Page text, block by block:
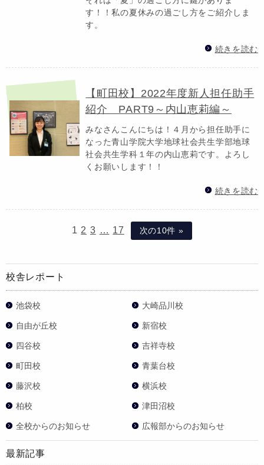
す！！私の夏休みの過ごし方をご紹介しま
す。
続きを読む
【町田校】2022年度新人担任助手
紹介 PART9～内山恵莉編～
みなさんこんにちは！４月から担任助手に
なった青山学院大学地球社会共生学部地球
社会共生学科１年の内山恵莉です。よろし
くお願いします！！
続きを読む
1 2 3 … 17 次の10件 »
校舎レポート
池袋校 大崎品川校
自由が丘校 新宿校
四谷校 吉祥寺校
町田校 青葉台校
藤沢校 横浜校
柏校 津田沼校
全校からのお知らせ 広報部からのお知らせ
最新記事